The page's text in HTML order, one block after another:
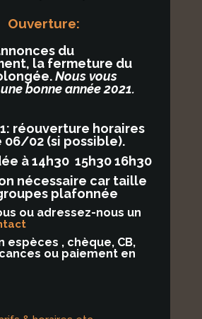
Ouverture:
du
, la fermeture du
Nous vous
bonne année 2021.
réouverture horaires
06/02 (si possible).
à14h30 15h30 16h30
nécessaire car taille
plafonnée
ou adressez-nous un
espèces , chèque, CB,
ou paiement en